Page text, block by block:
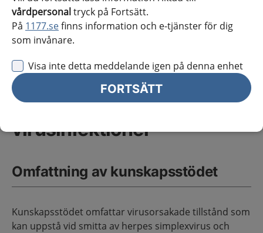
vårdpersonaltryck på Fortsätt.
På 1177.sefinns information och e-tjänster för dig
som invånare.
Visa inte detta meddelande igen på denna enhet
FORTSÄTT
Tandvård Sidans innehåll
Tandvårdens läkemedel –
virusinfektioner
Omfattning av kunskapsstödet
Kunskapsstödet omfattar virusorsakade tillstånd som
kan uppstå vid smitta av herpes simplexvirus och